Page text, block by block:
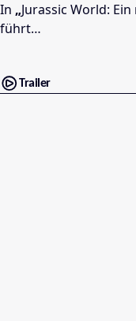
In „Jurassic World:
führt…
Trailer